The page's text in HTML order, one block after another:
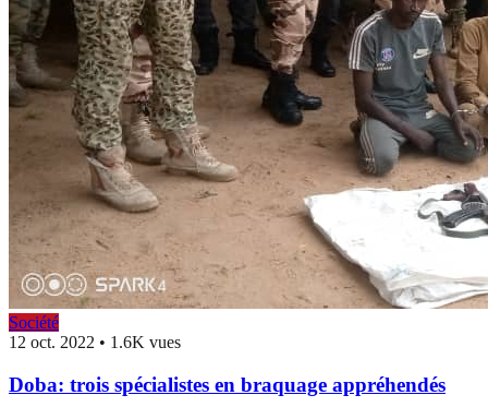
Société
12 oct. 2022 • 1.6K vues
Doba: trois spécialistes en braquage appréhendés